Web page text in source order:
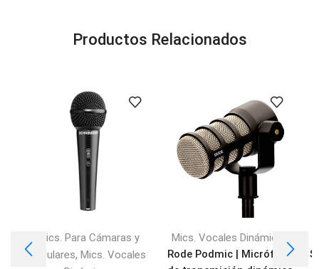
Productos Relacionados
Mics. Para Cámaras y
Celulares, Mics. Vocales
Mics. Vocales Dinámicos
Rode Podmic | Micrófono